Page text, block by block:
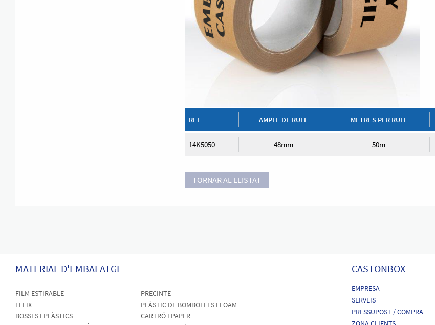
REF AMPLE DE RULL METRES PER RULL
14K5050 48mm 50m
TORNAR AL LLISTAT
MATERIAL D'EMBALATGE
FILM ESTIRABLE
PRECINTE
FLEIX
PLÀSTIC DE BOMBOLLES I FOAM
BOSSES I PLÀSTICS
CARTRÓ I PAPER
CASTONBOX
EMPRESA
SERVEIS
PRESSUPOST / COMPRA